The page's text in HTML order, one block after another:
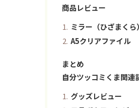
商品レビュー
ミラー（ひざまくら）
A5クリアファイル
まとめ
自分ツッコミくま関連
グッズレビュー